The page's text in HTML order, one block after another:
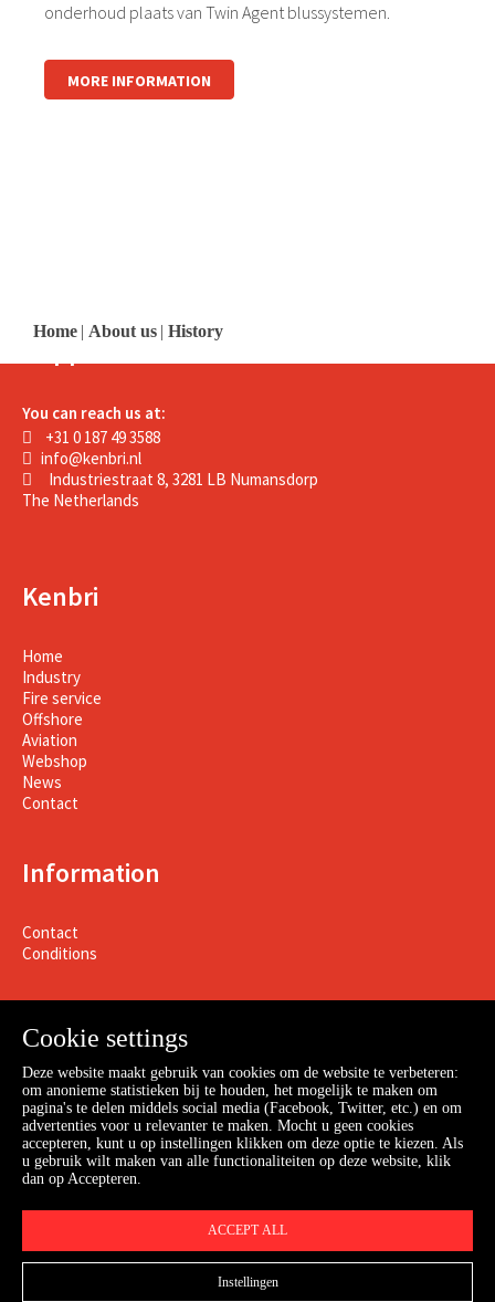
onderhoud plaats van Twin Agent blussystemen.
MORE INFORMATION
Home About us History
Support
You can reach us at:
+31 0 187 49 3588
info@kenbri.nl
Industriestraat 8, 3281 LB Numansdorp
The Netherlands
Kenbri
Home
Industry
Fire service
Offshore
Aviation
Webshop
News
Contact
Information
Contact
Conditions
Cookie settings
Deze website maakt gebruik van cookies om de website te verbeteren:
om anonieme statistieken bij te houden, het mogelijk te maken om
pagina's te delen middels social media (Facebook, Twitter, etc.) en om
advertenties voor u relevanter te maken. Mocht u geen cookies
accepteren, kunt u op instellingen klikken om deze optie te kiezen. Als
u gebruik wilt maken van alle functionaliteiten op deze website, klik
dan op Accepteren.
ACCEPT ALL
Instellingen